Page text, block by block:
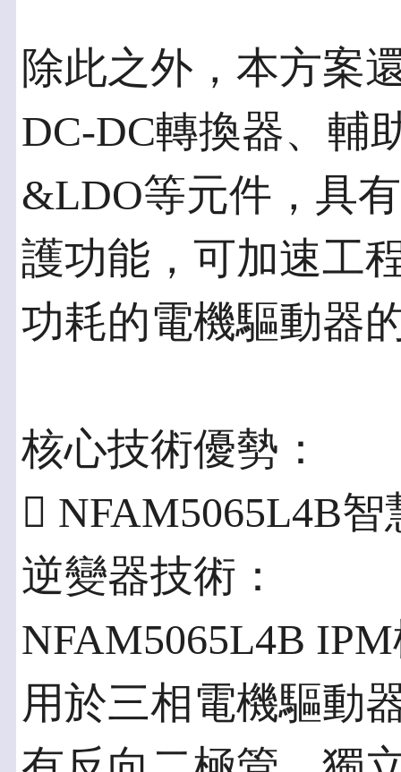
除此之外，本方案
DC-DC轉換器、輔
&LDO等元件，具
護功能，可加速工
功耗的電機驅動器
核心技術優勢：
 NFAM5065L4B
逆變器技術：
NFAM5065L4B
用於三相電機驅動